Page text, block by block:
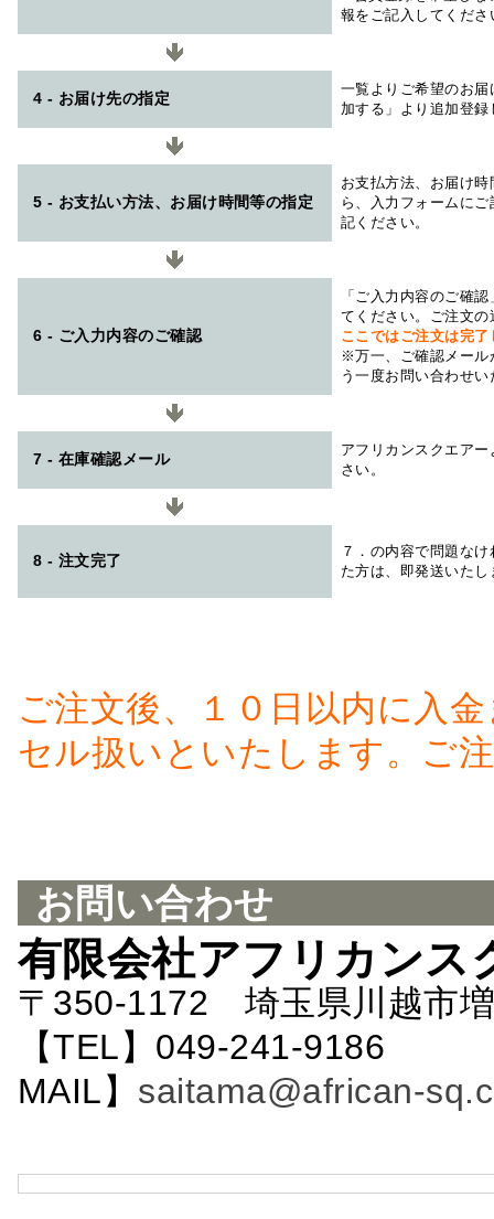
報をご記入してくださ
4 - お届け先の指定
一覧よりご希望のお
加する」より追加登
5 - お支払い方法、お届け時間等の指定
お支払方法、お届け
ら、入力フォームに
記ください。
6 - ご入力内容のご確認
「ご入力内容のご確
てください。ご注文
ここではご注文は完
※万一、ご確認メール
う一度お問い合わせ
7 - 在庫確認メール
アフリカンスクエアー
さい。
8 - 注文完了
７．の内容で問題な
た方は、即発送いたし
ご注文後、１０日以内に入
セル扱いといたします。ご
お問い合わせ
有限会社アフリカンス
〒350-1172 埼玉県川越市
【TEL】049-241-
MAIL】 saitama@african-